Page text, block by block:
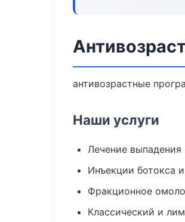
антивозрастные
Наши услуги
Лечение выпадения
Инъекции ботокса
Фракционное
Классический и